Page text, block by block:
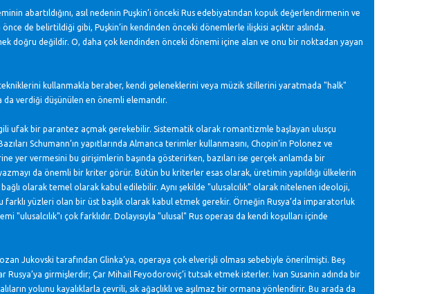
abartıldığını, asıl nedenin Puşkin’i önceki Rus edebiyatından kopuk değerlendirmenin ve
de belirtildiği gibi, Puşkin’in kendinden önceki dönemlerle ilişkisi açıktır aslında.
doğru değildir. O, daha çok kendinden önceki dönemi içine alan ve onu bir noktadan yayan
kullanmakla beraber, kendi geleneklerini veya müzik stillerini yaratmada "halk"
da verdiği düşünülen en önemli elemandır.
ufak bir parantez açmak gerekebilir. Sistematik olarak romantizmle başlayan ulusçu
Schumann’ın yapıtlarında Almanca terimler kullanmasını, Chopin’in Polonez ve
yer vermesini bu girişimlerin başında gösterirken, bazıları ise gerçek anlamda bir
da önemli bir kriter görür. Bütün bu kriterler esas olarak, üretimin yapıldığı ülkelerin
olarak temel olarak kabul edilebilir. Aynı şekilde "ulusalcılık" olarak nitelenen ideoloji,
farklı yüzleri olan bir üst başlık olarak kabul etmek gerekir. Örneğin Rusya’da imparatorluk
çok farklıdır. Dolayısıyla "ulusal" Rus operası da kendi koşulları içinde
ozan Jukovski tarafından Glinka’ya, operaya çok elverişli olması sebebiyle önerilmişti. Beş
Rusya’ya girmişlerdir; Çar Mihail Feyodoroviç’i tutsak etmek isterler. İvan Susanin adında bir
yolunu kayalıklarla çevrili, sık ağaçlıklı ve aşılmaz bir ormana yönlendirir. Bu arada da